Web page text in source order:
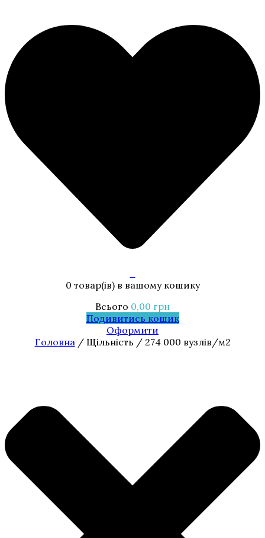
0 товар(ів)в вашому кошику
Всього 0,00 грн
Подивитись кошик
Оформити
Головна/ Щільність / 274 000 вузлів/м2